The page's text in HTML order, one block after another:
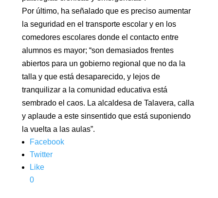
Por último, ha señalado que es preciso aumentar
la seguridad en el transporte escolar y en los
comedores escolares donde el contacto entre
alumnos es mayor; “son demasiados frentes
abiertos para un gobierno regional que no da la
talla y que está desaparecido, y lejos de
tranquilizar a la comunidad educativa está
sembrado el caos. La alcaldesa de Talavera, calla
y aplaude a este sinsentido que está suponiendo
la vuelta a las aulas”.
Facebook
Twitter
Like
0